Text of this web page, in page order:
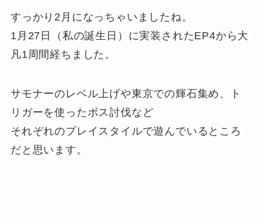
すっかり2月になっちゃいましたね。
1月27日（私の誕生日）に実装されたEP4から大
凡1周間経ちました。
サモナーのレベル上げや東京での輝石集め、ト
リガーを使ったボス討伐など
それぞれのプレイスタイルで遊んでいるところ
だと思います。